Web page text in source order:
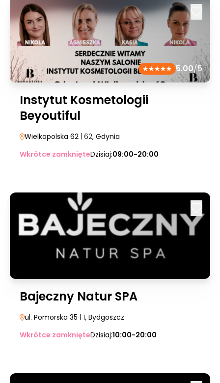
5.00/5
Instytut Kosmetologii
Beyoutiful
Wielkopolska 62 | 62, Gdynia
Wkrótce zamknięteDzisiaj:09:00-20:00
Bajeczny Natur SPA
ul. Pomorska 35 | 1, Bydgoszcz
Wkrótce zamknięteDzisiaj:10:00-20:00